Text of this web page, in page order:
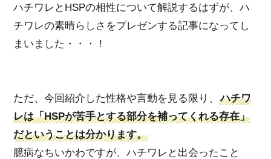
ハチワレとHSPの相性について解説するはずが、ハ
チワレの素晴らしさをプレゼンする記事になってし
まいました・・・！
ただ、今回紹介した性格や言動を見る限り、ハチワ
レは「HSPが苦手とする部分を補ってくれる存在」
だということは分かります。
臆病なちいかわですが、ハチワレと出会ったこと